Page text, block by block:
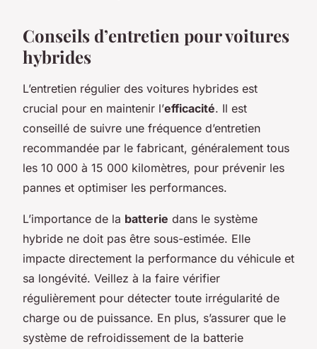
Conseils d’entretien pour voitures
hybrides
L’entretien régulier des voitures hybrides est
crucial pour en maintenir l’efficacité. Il est
conseillé de suivre une fréquence d’entretien
recommandée par le fabricant, généralement tous
les 10 000 à 15 000 kilomètres, pour prévenir les
pannes et optimiser les performances.
L’importance de la batterie dans le système
hybride ne doit pas être sous-estimée. Elle
impacte directement la performance du véhicule et
sa longévité. Veillez à la faire vérifier
régulièrement pour détecter toute irrégularité de
charge ou de puissance. En plus, s’assurer que le
système de refroidissement de la batterie